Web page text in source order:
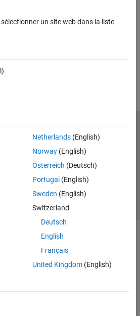
un site web dans la liste
Netherlands(English)
Norway(English)
Österreich (Deutsch)
Portugal (English)
Sweden (English)
Switzerland
Deutsch
English
Français
United Kingdom(English)
Contacts locaux
Inc.